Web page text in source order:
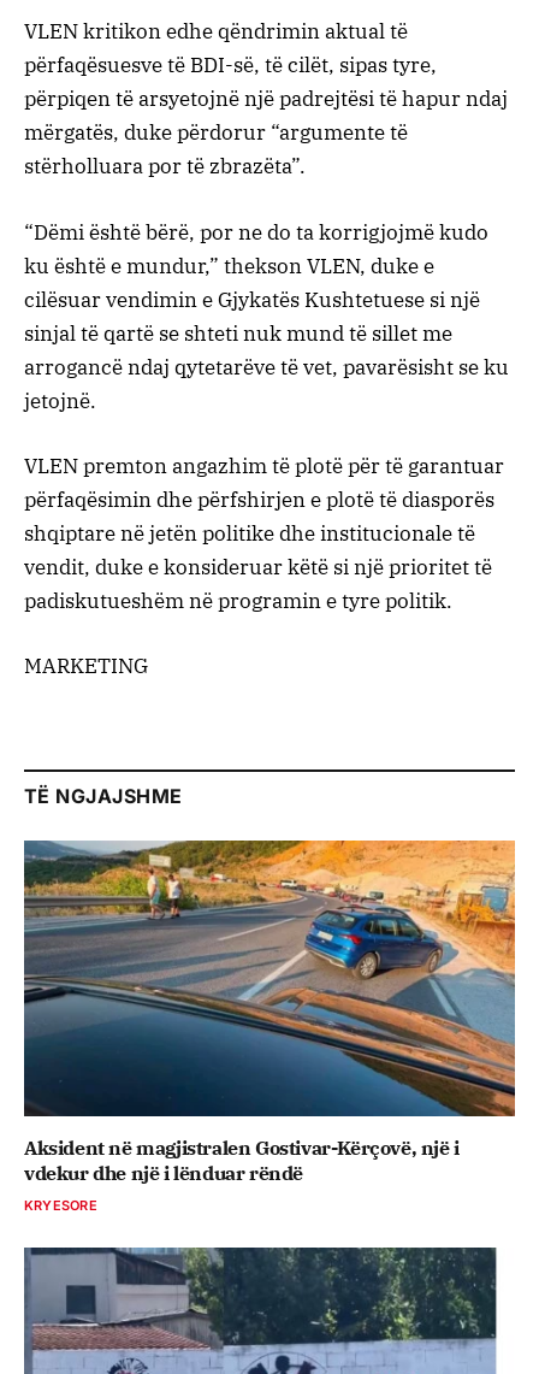
VLEN kritikon edhe qëndrimin aktual të
përfaqësuesve të BDI-së, të cilët, sipas tyre,
përpiqen të arsyetojnë një padrejtësi të hapur ndaj
mërgatës, duke përdorur “argumente të
stërholluara por të zbrazëta”.
“Dëmi është bërë, por ne do ta korrigjojmë kudo
ku është e mundur,” thekson VLEN, duke e
cilësuar vendimin e Gjykatës Kushtetuese si një
sinjal të qartë se shteti nuk mund të sillet me
arrogancë ndaj qytetarëve të vet, pavarësisht se ku
jetojnë.
VLEN premton angazhim të plotë për të garantuar
përfaqësimin dhe përfshirjen e plotë të diasporës
shqiptare në jetën politike dhe institucionale të
vendit, duke e konsideruar këtë si një prioritet të
padiskutueshëm në programin e tyre politik.
MARKETING
TË NGJAJSHME
Aksident në magjistralen Gostivar-Kërçovë, një i
vdekur dhe një i lënduar rëndë
KRYESORE